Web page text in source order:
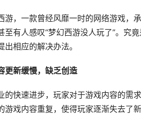
游，一款曾经风靡一时的网络游戏，
至有人感叹“梦幻西游没人玩了”。究
出相应的解决办法。
更新缓慢，缺乏创造
的快速进步，玩家对于游戏内容的需
游戏内容重复，使得玩家逐渐失去了